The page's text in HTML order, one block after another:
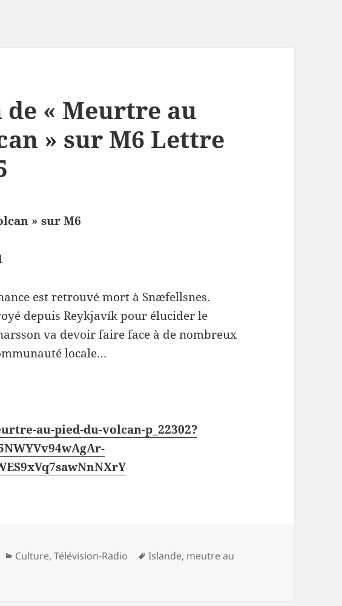
« Meurtre au
» sur M6 Lettre
» sur M6
est retrouvé mort à Snæfellsnes.
depuis Reykjavík pour élucider le
va devoir faire face à de nombreux
locale…
au-pied-du-volcan-p_22302?
Catégories
Culture,Télévision-Radio
Mots-
Islande, meutre au